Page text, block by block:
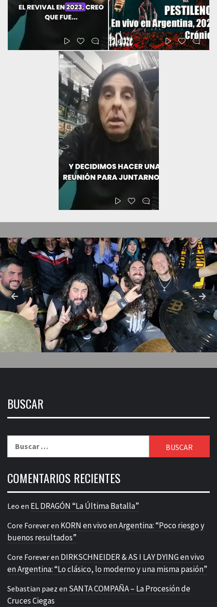
BUSCAR
COMENTARIOS RECIENTES
Leo en EL DRAGÓN “La Última Batalla”
Core Foreveren KORN en vivo en Argentina: “Poco riesgo y
buenos resultados”
Core Foreveren DIRKSCHNEIDER & AS I LAY DYING en vivo
en Argentina: “Lo clásico, lo moderno y una misma pasión”
Sebastian paez en SANTA COMPAÑA – La Procesión de
Cruces Ciegas